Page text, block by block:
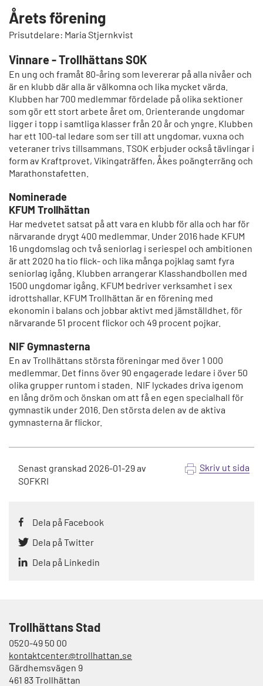
Årets förening
Prisutdelare: Maria Stjernkvist
Vinnare - Trollhättans SOK
En ung och framåt 80-åring som levererar på alla nivåer och
är en klubb där alla är välkomna och lika mycket värda.
Klubben har 700 medlemmar fördelade på olika sektioner
som gör ett stort arbete året om. Orienterande ungdomar
ligger i topp i samtliga klasser från 20 år och yngre. Klubben
har ett 100-tal ledare som ser till att ungdomar, vuxna och
veteraner trivs tillsammans. TSOK erbjuder också tävlingar i
form av Kraftprovet, Vikingaträffen, Åkes poängterräng och
Marathonstafetten.
Nominerade
KFUM Trollhättan
Har medvetet satsat på att vara en klubb för alla och har för
närvarande drygt 400 medlemmar. Under 2016 hade KFUM
16 ungdomslag och två seniorlag i seriespel och ambitionen
är att 2020 ha tio flick- och lika många pojklag samt fyra
seniorlag igång. Klubben arrangerar Klasshandbollen med
1500 ungdomar igång. KFUM bedriver verksamhet i sex
idrottshallar. KFUM Trollhättan är en förening med
ekonomin i balans och jobbar aktivt med jämställdhet, för
närvarande 51 procent flickor och 49 procent pojkar.
NIF Gymnasterna
En av Trollhättans största föreningar med över 1 000
medlemmar. Det finns över 90 engagerade ledare i över 50
olika grupper runtom i staden. NIF lyckades driva igenom
en lång dröm och önskan om att få en egen specialhall för
gymnastik under 2016. Den största delen av de aktiva
gymnasterna är flickor.
Senast granskad 2026-01-29av
SOFKRI
Skriv ut sida
Dela på Facebook
Dela på Twitter
Dela på Linkedin
Trollhättans Stad
0520-49 50 00
kontaktcenter@trollhattan.se
Gärdhemsvägen 9
461 83 Trollhättan